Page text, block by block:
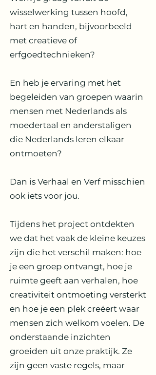
wisselwerking tussen hoofd,
hart en handen, bijvoorbeeld
met creatieve of
erfgoedtechnieken?
En heb je ervaring met het
begeleiden van groepen waarin
mensen met Nederlands als
moedertaal en anderstaligen
die Nederlands leren elkaar
ontmoeten?
Dan is Verhaal en Verf misschien
ook iets voor jou.
Tijdens het project ontdekten
we dat het vaak de kleine keuzes
zijn die het verschil maken: hoe
je een groep ontvangt, hoe je
ruimte geeft aan verhalen, hoe
creativiteit ontmoeting versterkt
en hoe je een plek creëert waar
mensen zich welkom voelen. De
onderstaande inzichten
groeiden uit onze praktijk. Ze
zijn geen vaste regels, maar